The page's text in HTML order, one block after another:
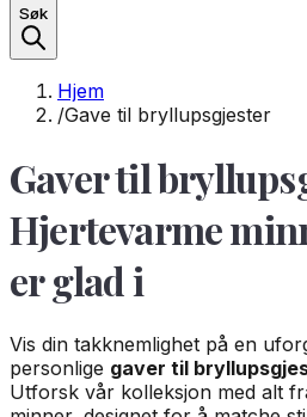
Søk
Hjem
/Gave til bryllupsgjester
Gaver til
Hjertevarme
er glad i
Vis din takknemlighet på en
personlige gaver til
Utforsk vår kolleksjon med alt